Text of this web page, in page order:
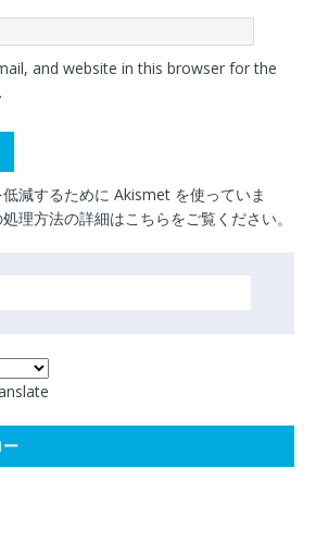
and website in this browser for the
減するために Akismet を使っていま
理方法の詳細はこちらをご覧ください。